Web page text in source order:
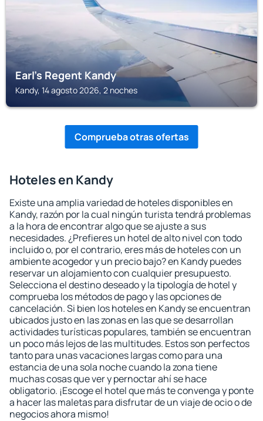
Earl's Regent Kandy
Kandy, 14 agosto 2026, 2 noches
Comprueba otras ofertas
Hoteles en Kandy
Existe una amplia variedad de hoteles disponibles en
Kandy, razón por la cual ningún turista tendrá problemas
a la hora de encontrar algo que se ajuste a sus
necesidades. ¿Prefieres un hotel de alto nivel con todo
incluido o, por el contrario, eres más de hoteles con un
ambiente acogedor y un precio bajo? en Kandy puedes
reservar un alojamiento con cualquier presupuesto.
Selecciona el destino deseado y la tipología de hotel y
comprueba los métodos de pago y las opciones de
cancelación. Si bien los hoteles en Kandy se encuentran
ubicados justo en las zonas en las que se desarrollan
actividades turísticas populares, también se encuentran
un poco más lejos de las multitudes. Estos son perfectos
tanto para unas vacaciones largas como para una
estancia de una sola noche cuando la zona tiene
muchas cosas que ver y pernoctar ahí se hace
obligatorio. ¡Escoge el hotel que más te convenga y ponte
a hacer las maletas para disfrutar de un viaje de ocio o de
negocios ahora mismo!